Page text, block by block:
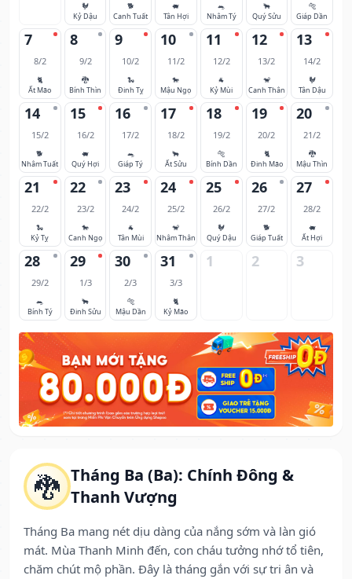
🐉 Tháng Ba (Ba): Chính Đông &
Thanh Vượng
Tháng Ba mang nét dịu dàng của nắng sớm và làn gió
mát. Mùa Thanh Minh đến, con cháu tưởng nhớ tổ tiên,
chăm chút mộ phần. Đây là tháng gắn với sự tri ân và
🐓
Kỷ Dậu
🐕
Canh Tuất
🐖
Tân Hợi
🐀
Nhâm Tý
🐂
Quý Sửu
🐅
Giáp Dần
7
8/2
🐈
Ất Mão
8
9/2
🐉
Bính Thìn
9
10/2
🐍
Đinh Tỵ
10
11/2
🐎
Mậu Ngọ
11
12/2
🐐
Kỷ Mùi
12
13/2
🐒
Canh Thân
13
14/2
🐓
Tân Dậu
14
15/2
🐕
Nhâm Tuất
15
16/2
🐖
Quý Hợi
16
17/2
🐀
Giáp Tý
17
18/2
🐂
Ất Sửu
18
19/2
🐅
Bính Dần
19
20/2
🐈
Đinh Mão
20
21/2
🐉
Mậu Thìn
21
22/2
🐍
Kỷ Tỵ
22
23/2
🐎
Canh Ngọ
23
24/2
🐐
Tân Mùi
24
25/2
🐒
Nhâm Thân
25
26/2
🐓
Quý Dậu
26
27/2
🐕
Giáp Tuất
27
28/2
🐖
Ất Hợi
28
29/2
🐀
Bính Tý
29
1/3
🐂
Đinh Sửu
30
2/3
🐅
Mậu Dần
31
3/3
🐈
Kỷ Mão
1 2 3